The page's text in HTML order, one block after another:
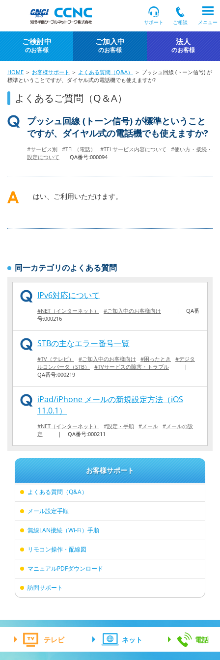
サポート ご相談 メニュー
ご検討中
のお客様
ご加入中
のお客様
法人
のお客様
HOME ＞ お客様サポート ＞ よくある質問（Q&A）
＞ プッシュ回線 (トーン信号) が
標準ということですが、ダイヤル式の電話機でも使えますか?
よくあるご質問（Q＆A）
プッシュ回線 (トーン信号) が標準ということ
ですが、ダイヤル式の電話機でも使えますか?
#サービス別 #TEL（電話） #TELサービス内容について
#使い方・接続・
設定について
QA番号:000094
はい、ご利用いただけます。
同一カテゴリのよくある質問
IPv6対応について
#NET（インターネット） #ご加入中のお客様向け ｜ QA番
号:000216
STBの主なエラー番号一覧
#TV（テレビ） #ご加入中のお客様向け #困ったとき
#デジタ
ルコンバータ（STB）
#TVサービスの障害・トラブル ｜
QA番号:000219
iPad/iPhone メールの新規設定方法（iOS
11.0.1）
#NET（インターネット） #設定・手順 #メール #メールの設
定 ｜ QA番号:000211
お客様サポート
よくある質問（Q&A）
メール設定手順
無線LAN接続（Wi-Fi）手順
リモコン操作・配線図
マニュアルPDFダウンロード
訪問サポート
テレビ ネット 電話